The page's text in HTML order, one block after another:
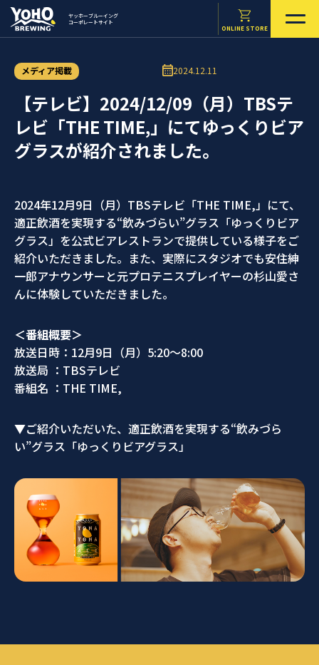
ヤッホーブルーイング
コーポレートサイト
ONLINE STORE
メディア掲載 2024.12.11
【テレビ】2024/12/09（月）TBSテ
レビ「THE TIME,」にてゆっくりビア
グラスが紹介されました。
2024年12月9日（月）TBSテレビ「THE TIME,」にて、
適正飲酒を実現する“飲みづらい”グラス「ゆっくりビア
グラス」を公式ビアレストランで提供している様子をご
紹介いただきました。また、実際にスタジオでも安住紳
一郎アナウンサーと元プロテニスプレイヤーの杉山愛さ
んに体験していただきました。
＜番組概要＞
放送日時：12月9日（月）5:20～8:00
放送局 ：TBSテレビ
番組名 ：THE TIME,
▼ご紹介いただいた、適正飲酒を実現する“飲みづら
い”グラス「ゆっくりビアグラス」